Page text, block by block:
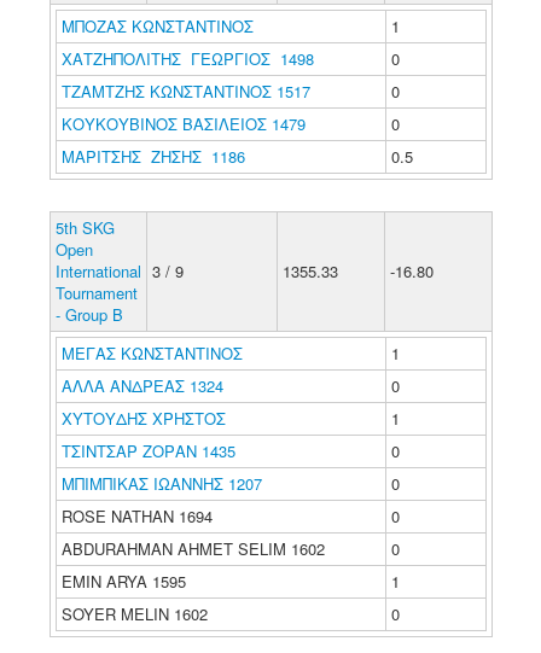
ΜΠΟΖΑΣ ΚΩΝΣΤΑΝΤΙΝΟΣ
1
ΧΑΤΖΗΠΟΛΙΤΗΣ ΓΕΩΡΓΙΟΣ 1498
0
ΤΖΑΜΤΖΗΣ ΚΩΝΣΤΑΝΤΙΝΟΣ 1517
0
ΚΟΥΚΟΥΒΙΝΟΣ ΒΑΣΙΛΕΙΟΣ 1479
0
ΜΑΡΙΤΣΗΣ ΖΗΣΗΣ 1186
0.5
5th SKG
Open
International
Tournament
- Group B
3 / 9 1355.33 -16.80
ΜΕΓΑΣ ΚΩΝΣΤΑΝΤΙΝΟΣ
1
ΑΛΛΑ ΑΝΔΡΕΑΣ 1324
0
ΧΥΤΟΥΔΗΣ ΧΡΗΣΤΟΣ
1
ΤΣΙΝΤΣΑΡ ΖΟΡΑΝ 1435
0
ΜΠΙΜΠΙΚΑΣ ΙΩΑΝΝΗΣ 1207
0
ROSE NATHAN 1694
0
ABDURAHMAN AHMET SELIM 1602
0
EMIN ARYA 1595
1
SOYER MELIN 1602
0